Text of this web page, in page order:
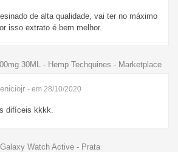
de alta qualidade, vai ter no máximo
isso extrato é bem melhor.
30ML - Hemp Techquines - Marketplace
- em 28/10/2020
difíceis kkkk.
Watch Active - Prata